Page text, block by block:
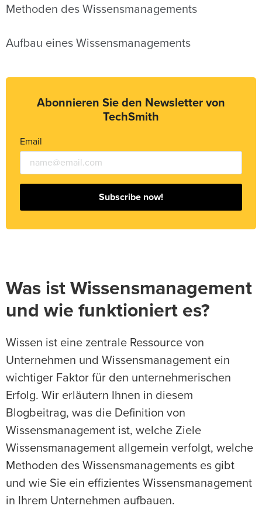
Methoden des Wissensmanagements
Aufbau eines Wissensmanagements
Abonnieren Sie den Newsletter von
TechSmith
Email
Subscribe now!
Was ist Wissensmanagement
und wie funktioniert es?
Wissen ist eine zentrale Ressource von
Unternehmen und Wissensmanagement ein
wichtiger Faktor für den unternehmerischen
Erfolg. Wir erläutern Ihnen in diesem
Blogbeitrag, was die Definition von
Wissensmanagement ist, welche Ziele
Wissensmanagement allgemein verfolgt, welche
Methoden des Wissensmanagements es gibt
und wie Sie ein effizientes Wissensmanagement
in Ihrem Unternehmen aufbauen.